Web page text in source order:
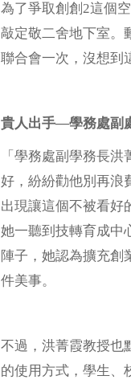
為了爭取創創2這個
敲定敬二舍地下室。
聯合會一次，沒想到
貴人出手—學務處副
「學務處副學務長
好，紛紛勸他別再浪
出現讓這個不被看好
她一聽到技轉育成中
陣子，她認為擴充創
件美事。
不過，洪菁霞教授也
的使用方式，學生、